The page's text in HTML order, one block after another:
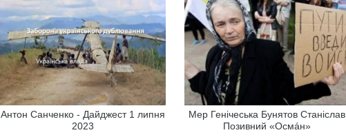
Антон Санченко - Дайджест 1 липня
2023
Мер Генічеська Бунятов Станіслав
Позивний «Осмáн»